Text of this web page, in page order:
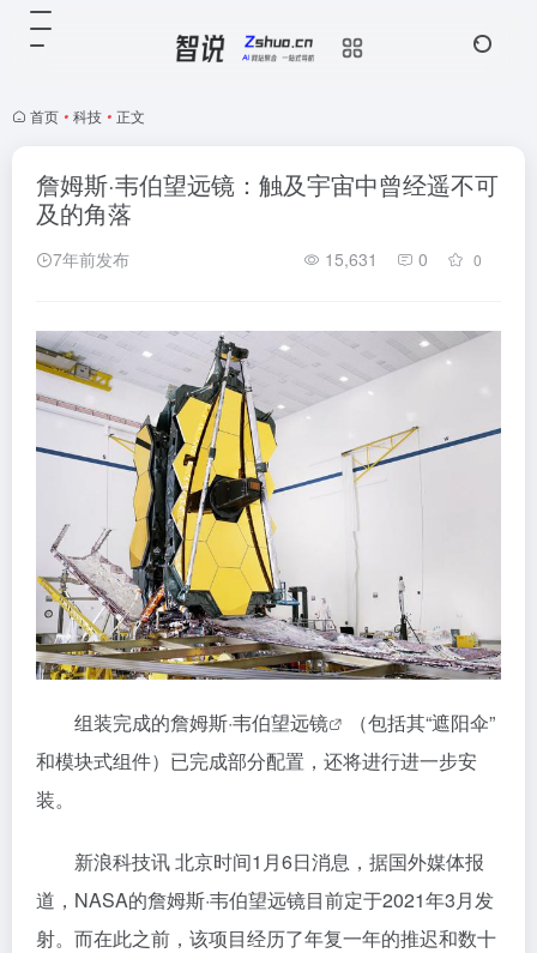
首页 • 科技 • 正文
詹姆斯·韦伯望远镜：触及宇宙中曾经遥不可
及的角落
7年前发布 15,631 0 0
组装完成的詹姆斯·韦伯望远镜
（包括其“遮阳伞”
和模块式组件）已完成部分配置，还将进行进一步安
装。
新浪科技讯 北京时间1月6日消息，据国外媒体报
道，NASA的詹姆斯·韦伯望远镜目前定于2021年3月发
射。而在此之前，该项目经历了年复一年的推迟和数十